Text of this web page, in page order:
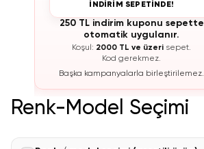
İNDİRİM SEPETİNDE!
250 TL indirim kuponu sepette
otomatik uygulanır.
Koşul: 2000 TL ve üzeri sepet.
Kod gerekmez.
Başka kampanyalarla birleştirilemez.
Renk-Model Seçimi